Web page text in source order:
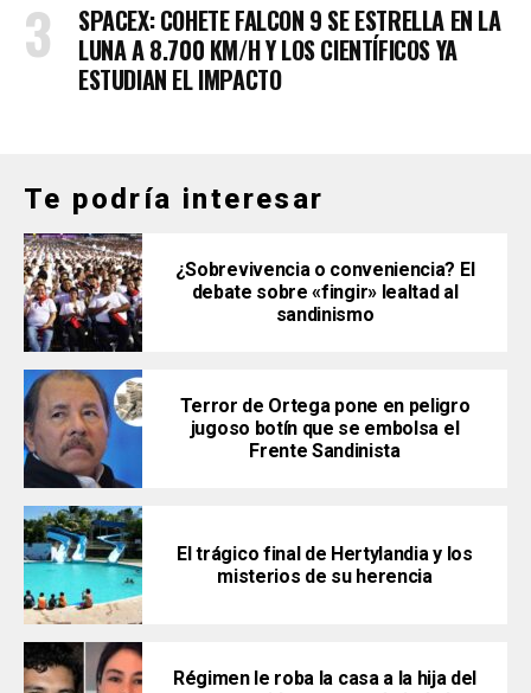
SPACEX: COHETE FALCON 9 SE ESTRELLA EN LA
LUNA A 8.700 KM/H Y LOS CIENTÍFICOS YA
ESTUDIAN EL IMPACTO
Te podría interesar
¿Sobrevivencia o conveniencia? El
debate sobre «fingir» lealtad al
sandinismo
Terror de Ortega pone en peligro
jugoso botín que se embolsa el
Frente Sandinista
El trágico final de Hertylandia y los
misterios de su herencia
Régimen le roba la casa a la hija del